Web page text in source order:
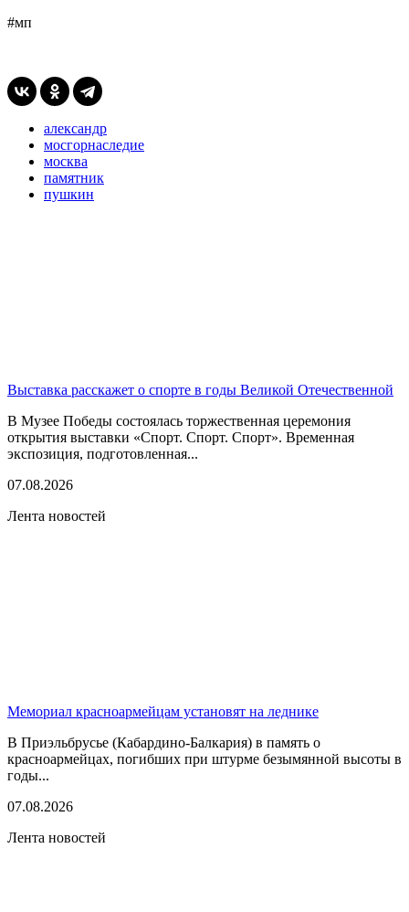
#мп
александр
мосгорнаследие
москва
памятник
пушкин
Выставка расскажет о спорте в годы Великой Отечественной
В Музее Победы состоялась торжественная церемония
открытия выставки «Спорт. Спорт. Спорт». Временная
экспозиция, подготовленная...
07.08.2026
Лента новостей
Мемориал красноармейцам установят на леднике
В Приэльбрусье (Кабардино-Балкария) в память о
красноармейцах, погибших при штурме безымянной высоты в
годы...
07.08.2026
Лента новостей